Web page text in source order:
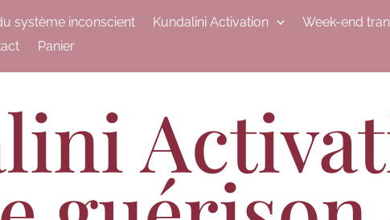
système inconscient Kundalini Activation Week-end
Panier